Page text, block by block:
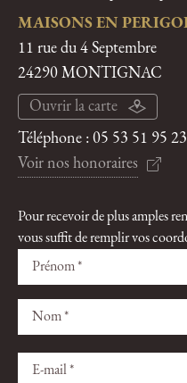
MAISONS EN
11 rue du 4 Septembre
24290 MONTIGNAC
Ouvrir la carte
Téléphone : 05 53 51 95 23
Voir nos honoraires
Pour recevoir de plus amples
vous suffit de remplir vos
Veuillez